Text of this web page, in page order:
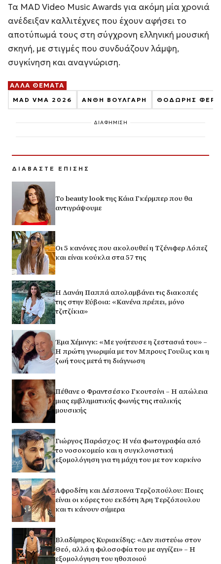
Τα MAD Video Music Awards για ακόμη μία χρονιά
ανέδειξαν καλλιτέχνες που έχουν αφήσει το
αποτύπωμά τους στη σύγχρονη ελληνική μουσική
σκηνή, με στιγμές που συνδυάζουν λάμψη,
συγκίνηση και αναγνώριση.
ΑΛΛΑ ΘΕΜΑΤΑ
MAD VMA 2026 ΑΝΘΗ ΒΟΥΛΓΑΡΗ ΘΟΔΩΡΗΣ
ΔΙΑΦΗΜΙΣΗ
ΔΙΑΒΑΣΤΕ ΕΠΙΣΗΣ
Το beauty look της Κάια Γκέρμπερ που θα
αντιγράψουμε
Οι 5 κανόνες που ακολουθεί η Τζένιφερ Λόπεζ
και είναι κούκλα στα 57 της
Η Δανάη Παππά απολαμβάνει τις διακοπές
της στην Εύβοια: «Κανένα πρέπει, μόνο
τζιτζίκια»
Έμα Χέμινγκ: «Με γοήτευσε η ζεστασιά του» –
Η πρώτη γνωριμία με τον Μπρους Γουίλις και η
ζωή τους μετά τη διάγνωση
Πέθανε ο Φραντσέσκο Γκουτσίνι – Η απώλεια
μιας εμβληματικής φωνής της ιταλικής
μουσικής
Γιώργος Παράσχος: Η νέα φωτογραφία από
το νοσοκομείο και η συγκλονιστική
εξομολόγηση για τη μάχη του με τον καρκίνο
Αφροδίτη και Δέσποινα Τερζοπούλου: Ποιες
είναι οι κόρες του εκδότη Άρη Τερζόπουλου
και τι κάνουν σήμερα
Βλαδίμηρος Κυριακίδης: «Δεν πιστεύω στον
Θεό, αλλά η φιλοσοφία του με αγγίζει» – Η
εξομολόγηση του ηθοποιού